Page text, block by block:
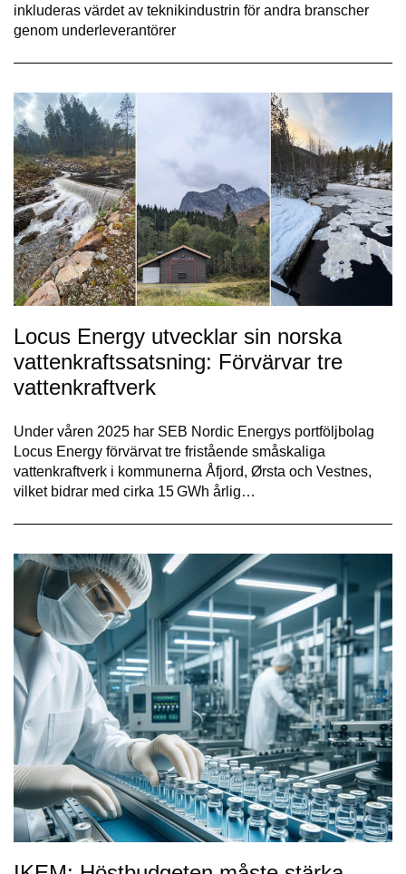
inkluderas värdet av teknikindustrin för andra branscher
genom underleverantörer
Locus Energy utvecklar sin norska
vattenkraftssatsning: Förvärvar tre
vattenkraftverk
Under våren 2025 har SEB Nordic Energys portföljbolag
Locus Energy förvärvat tre fristående småskaliga
vattenkraftverk i kommunerna Åfjord, Ørsta och Vestnes,
vilket bidrar med cirka 15 GWh årlig…